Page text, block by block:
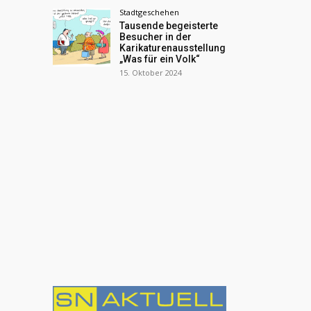
Stadtgeschehen
Tausende begeisterte
Besucher in der
Karikaturenausstellung
„Was für ein Volk“
15. Oktober 2024